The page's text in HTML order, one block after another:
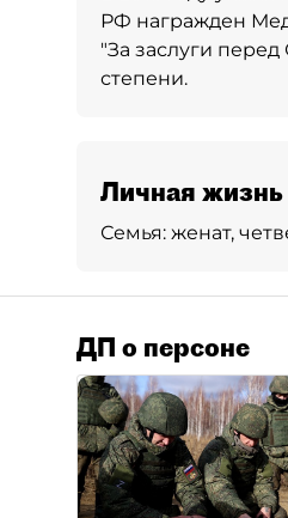
РФ награжден
"За заслуги
степени.
Личная жизнь
Семья: женат,
ДП о персоне